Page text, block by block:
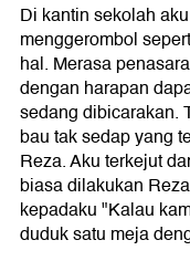
Di kantin sekolah
menggerombol
hal. Merasa
dengan harapan
sedang dibicarakan.
bau tak sedap yang
Reza. Aku terkejut
biasa dilakukan
kepadaku "Kalau
duduk satu meja